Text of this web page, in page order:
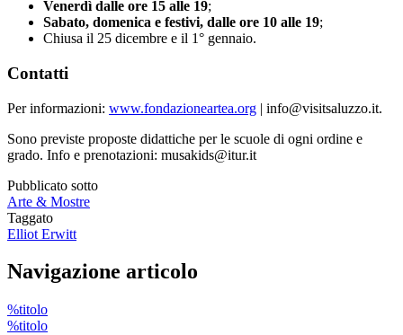
Venerdì dalle ore 15 alle 19;
Sabato, domenica e festivi, dalle ore 10 alle 19;
Chiusa il 25 dicembre e il 1° gennaio.
Contatti
Per informazioni: www.fondazioneartea.org | info@visitsaluzzo.it.
Sono previste proposte didattiche per le scuole di ogni ordine e
grado. Info e prenotazioni: musakids@itur.it
Pubblicato sotto
Arte & Mostre
Taggato
Elliot Erwitt
Navigazione articolo
%titolo
%titolo